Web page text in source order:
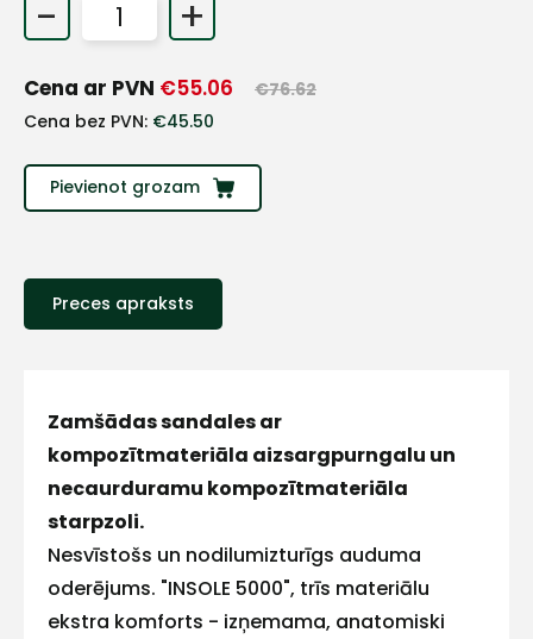
- +
Cena ar PVN €55.06 €76.62
Cena bez PVN: €45.50
Pievienot grozam
Preces apraksts
Zamšādas sandales ar
kompozītmateriāla aizsargpurngalu un
necaurduramu kompozītmateriāla
starpzoli.
Nesvīstošs un nodilumizturīgs auduma
oderējums. "INSOLE 5000", trīs materiālu
ekstra komforts - izņemama, anatomiski
Vārds
E-pasts
+